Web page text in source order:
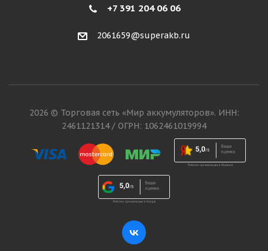
+7 391 204 06 06
2061659@superakb.ru
2026 © Торговая сеть «Мир аккумуляторов». ИНН:
2461121314 / ОГРН: 1062461019994